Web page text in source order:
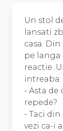
Un stol
lansati
casa.
pe langa
reactie.
intreaba:
- Asta de
repede?
- Taci
vezi ca-i